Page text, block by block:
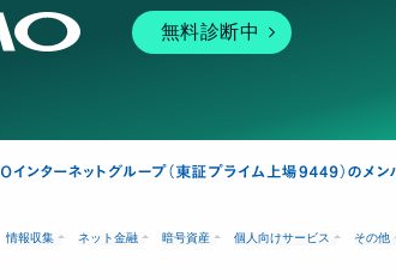
無料診断中
情報収集 ネット金融 暗号資産 個人向けサービス その他